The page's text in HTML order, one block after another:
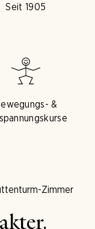
Seit 1905
&